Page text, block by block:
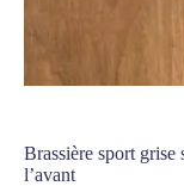
Brassière sport grise
l’avant